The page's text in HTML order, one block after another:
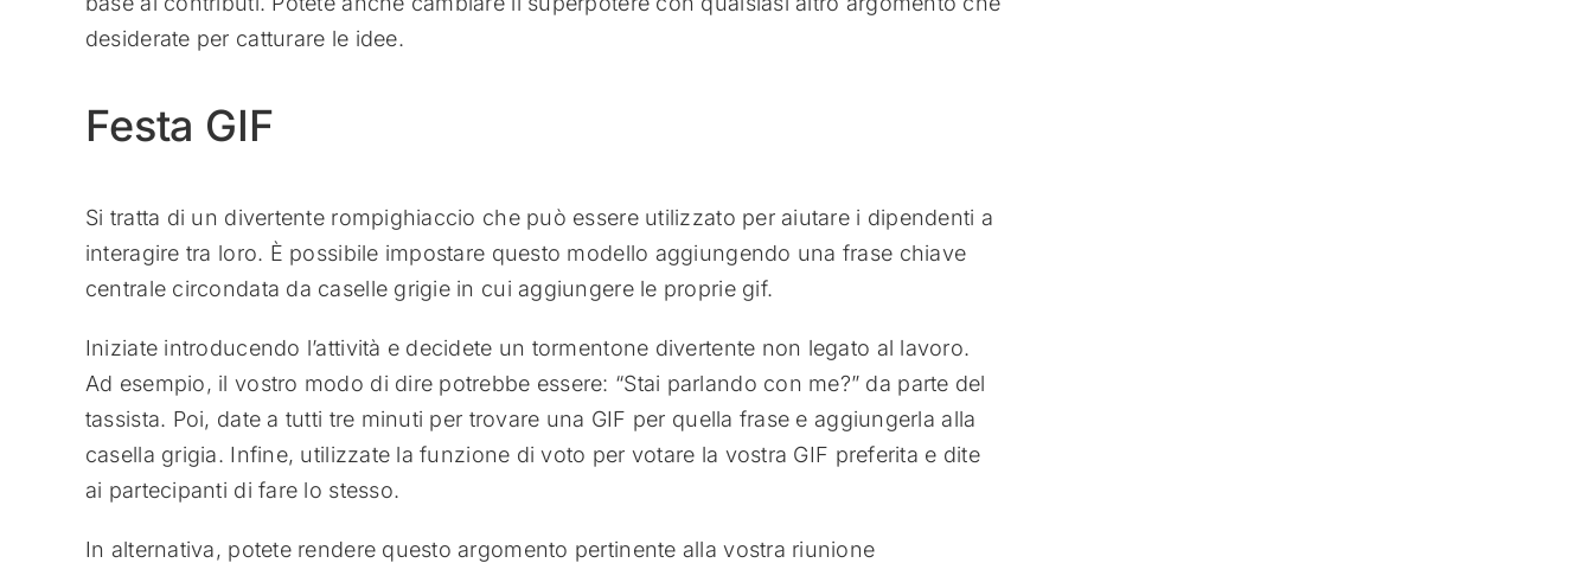
desiderate per catturare le idee.
Festa GIF
Si tratta di un divertente rompighiaccio che può essere utilizzato per aiutare i dipendenti a
interagire tra loro. È possibile impostare questo modello aggiungendo una frase chiave
centrale circondata da caselle grigie in cui aggiungere le proprie gif.
Iniziate introducendo l’attività e decidete un tormentone divertente non legato al lavoro.
Ad esempio, il vostro modo di dire potrebbe essere: “Stai parlando con me?” da parte del
tassista. Poi, date a tutti tre minuti per trovare una GIF per quella frase e aggiungerla alla
casella grigia. Infine, utilizzate la funzione di voto per votare la vostra GIF preferita e dite
ai partecipanti di fare lo stesso.
In alternativa, potete rendere questo argomento pertinente alla vostra riunione